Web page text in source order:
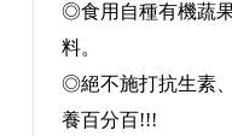
◎食用自種有機蔬
料。
◎絕不施打抗生素
養百分百!!!